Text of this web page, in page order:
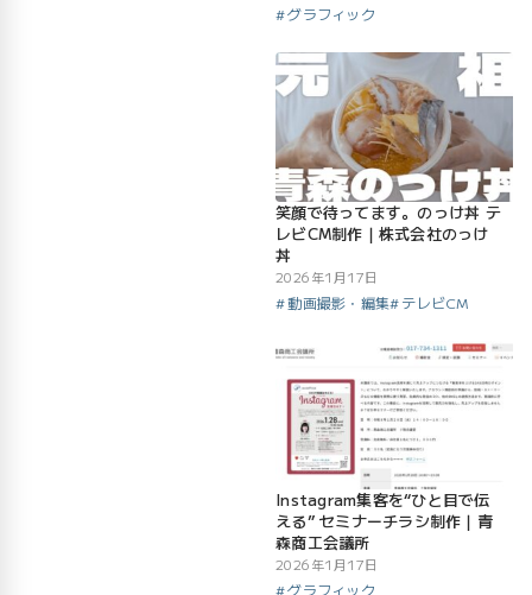
グラフィック
笑顔で待ってます。のっけ丼 テ
レビCM制作｜株式会社のっけ
丼
2026年1月17日
動画撮影・編集 テレビCM
Instagram集客を“ひと目で伝
える” セミナーチラシ制作｜青
森商工会議所
2026年1月17日
グラフィック